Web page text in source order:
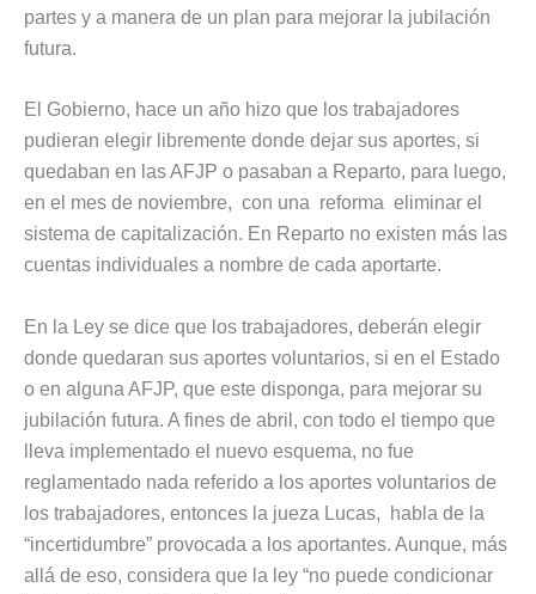
partes y a manera de un plan para mejorar la jubilación
futura.
El Gobierno, hace un año hizo que los trabajadores
pudieran elegir libremente donde dejar sus aportes, si
quedaban en las AFJP o pasaban a Reparto, para luego,
en el mes de noviembre, con una reforma eliminar el
sistema de capitalización. En Reparto no existen más las
cuentas individuales a nombre de cada aportarte.
En la Ley se dice que los trabajadores, deberán elegir
donde quedaran sus aportes voluntarios, si en el Estado
o en alguna AFJP, que este disponga, para mejorar su
jubilación futura. A fines de abril, con todo el tiempo que
lleva implementado el nuevo esquema, no fue
reglamentado nada referido a los aportes voluntarios de
los trabajadores, entonces la jueza Lucas, habla de la
“incertidumbre” provocada a los aportantes. Aunque, más
allá de eso, considera que la ley “no puede condicionar